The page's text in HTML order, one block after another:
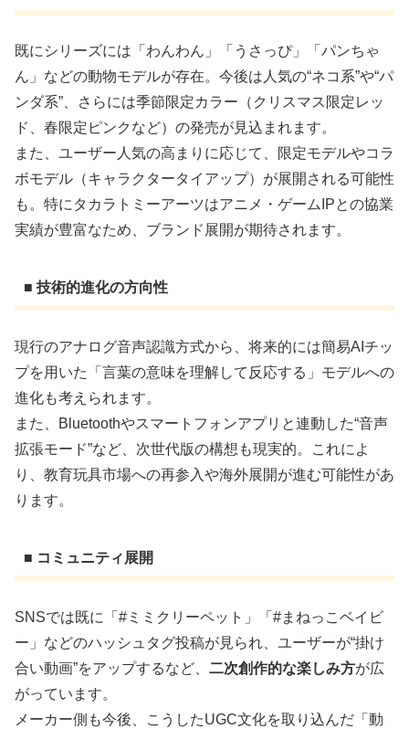
既にシリーズには「わんわん」「うさっぴ」「パンちゃ
ん」などの動物モデルが存在。今後は人気の“ネコ系”や“パ
ンダ系”、さらには季節限定カラー（クリスマス限定レッ
ド、春限定ピンクなど）の発売が見込まれます。
また、ユーザー人気の高まりに応じて、限定モデルやコラ
ボモデル（キャラクタータイアップ）が展開される可能性
も。特にタカラトミーアーツはアニメ・ゲームIPとの協業
実績が豊富なため、ブランド展開が期待されます。
■ 技術的進化の方向性
現行のアナログ音声認識方式から、将来的には簡易AIチッ
プを用いた「言葉の意味を理解して反応する」モデルへの
進化も考えられます。
また、Bluetoothやスマートフォンアプリと連動した“音声
拡張モード”など、次世代版の構想も現実的。これによ
り、教育玩具市場への再参入や海外展開が進む可能性があ
ります。
■ コミュニティ展開
SNSでは既に「#ミミクリーペット」「#まねっこベイビ
ー」などのハッシュタグ投稿が見られ、ユーザーが“掛け
合い動画”をアップするなど、 二次創作的な楽しみ方が広
がっています。
メーカー側も今後、こうしたUGC文化を取り込んだ「動